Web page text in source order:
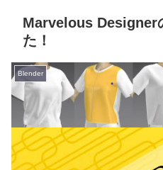
Marvelous Designer
た！
Blender